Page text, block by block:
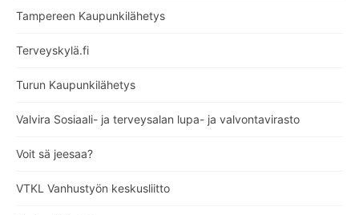
Tampereen Kaupunkilähetys
Terveyskylä.fi
Turun Kaupunkilähetys
Valvira Sosiaali- ja terveysalan lupa- ja valvontavirasto
Voit sä jeesaa?
VTKL Vanhustyön keskusliitto